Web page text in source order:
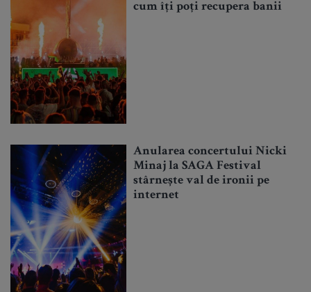
cum îți poți recupera banii
Anularea concertului Nicki
Minaj la SAGA Festival
stârnește val de ironii pe
internet